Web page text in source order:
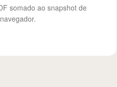
somado ao snapshot de